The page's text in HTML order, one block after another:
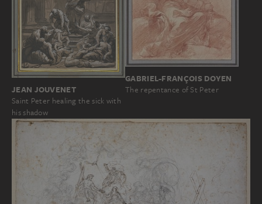
JEAN JOUVENET
Saint Peter healing the sick with
his shadow
GABRIEL-FRANÇOIS DOYEN
The repentance of St Peter